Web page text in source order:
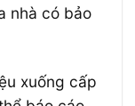
nhà có bảo
xuống cấp